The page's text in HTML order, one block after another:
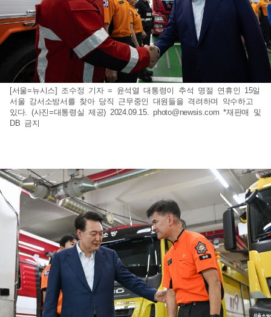
[서울=뉴시스] 조수정 기자 = 윤석열 대통령이 추석 명절 연휴인 15일
서울 강서소방서를 찾아 당직 근무중인 대원들을 격려하며 악수하고
있다. (사진=대통령실 제공) 2024.09.15.photo@newsis.com *재판매 및
DB 금지